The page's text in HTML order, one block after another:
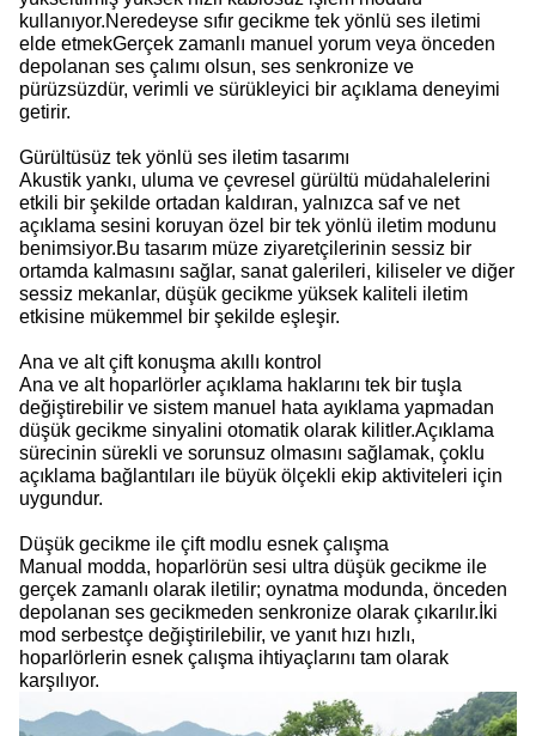
kullanıyor.Neredeyse sıfır gecikme tek yönlü ses iletimi
elde etmekGerçek zamanlı manuel yorum veya önceden
depolanan ses çalımı olsun, ses senkronize ve
pürüzsüzdür, verimli ve sürükleyici bir açıklama deneyimi
getirir.
Gürültüsüz tek yönlü ses iletim tasarımı
Akustik yankı, uluma ve çevresel gürültü müdahalelerini
etkili bir şekilde ortadan kaldıran, yalnızca saf ve net
açıklama sesini koruyan özel bir tek yönlü iletim modunu
benimsiyor.Bu tasarım müze ziyaretçilerinin sessiz bir
ortamda kalmasını sağlar, sanat galerileri, kiliseler ve diğer
sessiz mekanlar, düşük gecikme yüksek kaliteli iletim
etkisine mükemmel bir şekilde eşleşir.
Ana ve alt çift konuşma akıllı kontrol
Ana ve alt hoparlörler açıklama haklarını tek bir tuşla
değiştirebilir ve sistem manuel hata ayıklama yapmadan
düşük gecikme sinyalini otomatik olarak kilitler.Açıklama
sürecinin sürekli ve sorunsuz olmasını sağlamak, çoklu
açıklama bağlantıları ile büyük ölçekli ekip aktiviteleri için
uygundur.
Düşük gecikme ile çift modlu esnek çalışma
Manual modda, hoparlörün sesi ultra düşük gecikme ile
gerçek zamanlı olarak iletilir; oynatma modunda, önceden
depolanan ses gecikmeden senkronize olarak çıkarılır.İki
mod serbestçe değiştirilebilir, ve yanıt hızı hızlı,
hoparlörlerin esnek çalışma ihtiyaçlarını tam olarak
karşılıyor.